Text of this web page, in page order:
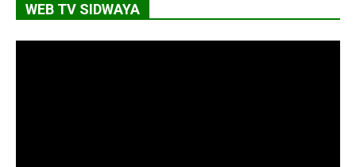
WEB TV SIDWAYA